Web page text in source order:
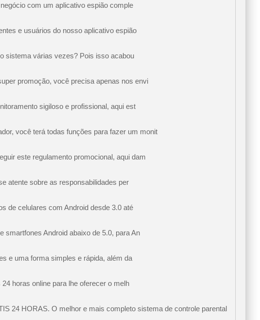
com um aplicativo espião comple
e usuários do nosso aplicativo espião
sistema várias vezes? Pois isso acabou
promoção, você precisa apenas nos envi
sigiloso e profissional, aqui est
você terá todas funções para fazer um monit
este regulamento promocional, aqui dam
atente sobre as responsabilidades per
de celulares com Android desde 3.0 até
smartfones Android abaixo de 5.0, para An
e uma forma simples e rápida, além da
horas online para lhe oferecer o melh
24 HORAS. O melhor e mais completo sistema de controle parental